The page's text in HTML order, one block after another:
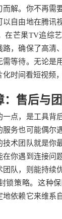
而解。你不再需
以自由地在腾讯
在芒果TV追综
路，确保了高清
需等待。无论是
时间看短视频
：售后与
一点，是工具背
服务也可能偶尔
技术团队就是你
在你遇到连接问
团队，则能持续
锁策略。这种
地依赖它来维系